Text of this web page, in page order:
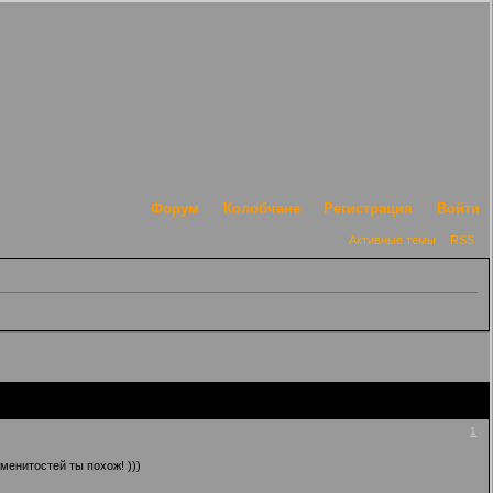
Форум Колобчане Регистрация Войти
Активные темы RSS
1
ты похож! )))